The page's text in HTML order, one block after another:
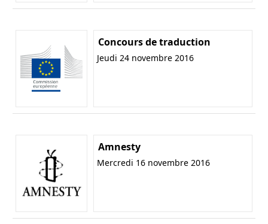
Concours de traduction
Jeudi 24 novembre 2016
Amnesty
Mercredi 16 novembre 2016